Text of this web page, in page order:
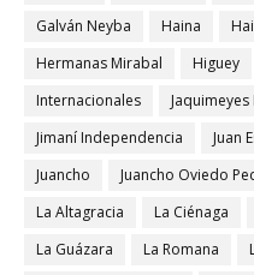
Galván Neyba
Haina
Hermanas Mirabal
Higuey
Internacionales
Jimaní Independencia
Juan
Juancho
Juancho Oviedo
La Altagracia
La Ciénaga
La Guázara
La Romana